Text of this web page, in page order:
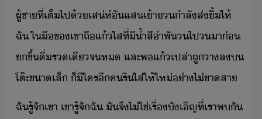
ผู้ชา​ที่​เต็ไป้​เส่ห์​ั​แส​เ้า​ำลั​ส่​ิ้​ให้​
ฉั​ ​ใ​ื​ข​เขา​ถื​แ้ใส​ที่​ี​้ำ​สี​ำพั​​ไป​​า​่​
ขึ้​ื่​รเี​จ​ห​ ​และ​พ​แ้​เปล่า​ถู​า​ล​​
โต๊ะ​ขาเล็​ ​็​ี​ใคร​ี​ค​ริ​ใส่​ให้​ให่​่าไ่ขาสา
ฉั​รู้จั​เขา​ ​เขา​รู้จั​ฉั​ ​ั​จึ​ไ่ใช่​เรื่​ัเิญ​ที่​เรา​พั​